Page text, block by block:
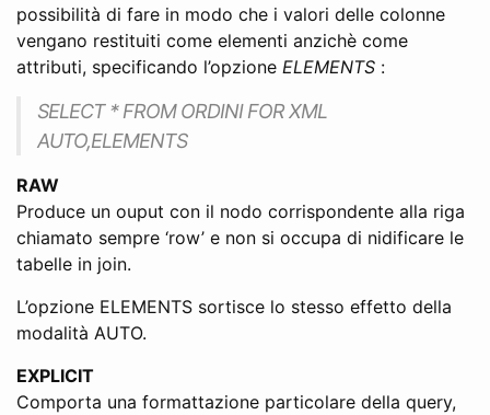
possibilità di fare in modo che i valori delle colonne
vengano restituiti come elementi anzichè come
attributi, specificando l’opzione ELEMENTS :
SELECT * FROM ORDINI FOR XML
AUTO,ELEMENTS
RAW
Produce un ouput con il nodo corrispondente alla riga
chiamato sempre ‘row’ e non si occupa di nidificare le
tabelle in join.
L’opzione ELEMENTS sortisce lo stesso effetto della
modalità AUTO.
EXPLICIT
Comporta una formattazione particolare della query,